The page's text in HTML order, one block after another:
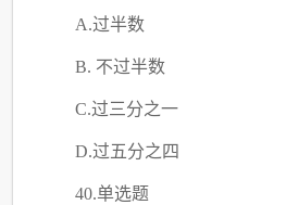
A.过半数
B. 不过半数
C.过三分之一
D.过五分之四
40.单选题